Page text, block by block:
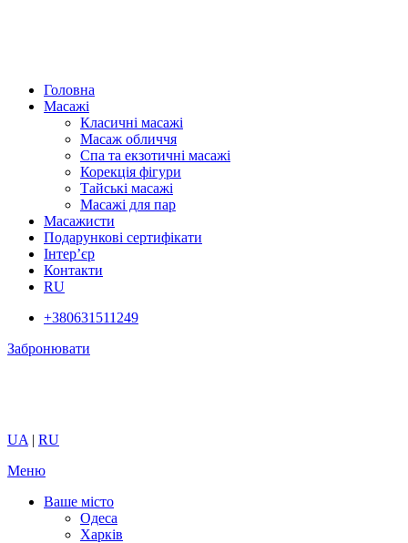
Головна
Масажі
Класичні масажі
Масаж обличчя
Спа та екзотичні масажі
Корекція фігури
Тайські масажі
Масажі для пар
Масажисти
Подарункові сертифікати
Інтер’єр
Контакти
RU
+380631511249
Забронювати
UA | RU
Меню
Ваше місто
Одеса
Харків